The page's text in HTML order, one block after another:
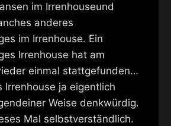
im Irrenhouseund
anderes
im Irrenhouse. Ein
Irrenhouse hat am
einmal stattgefunden…
Irrenhouse ja eigentlich
Weise denkwürdig.
Mal selbstverständlich.